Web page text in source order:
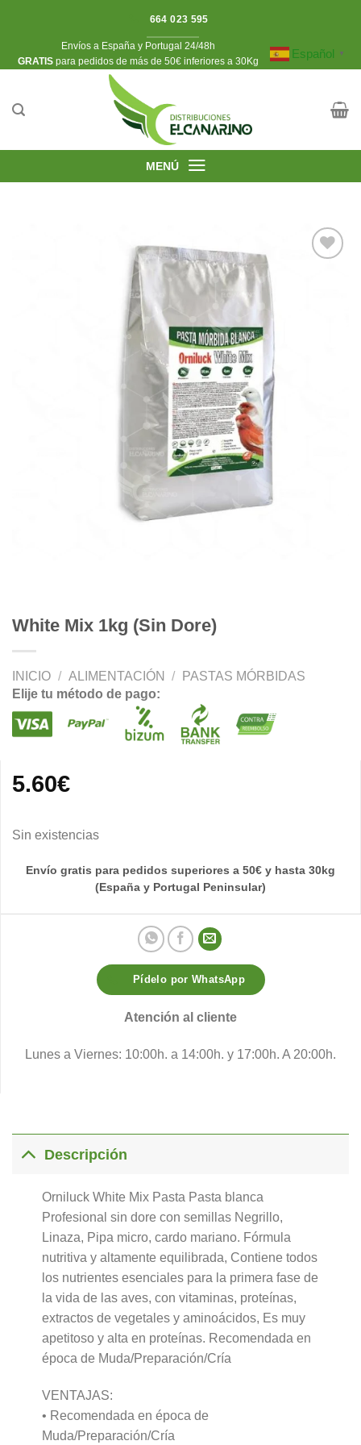
664 023 595
Envíos a España y Portugal 24/48h
​GRATIS para pedidos de más de 50€ inferiores a 30Kg
Español ▼
MENÚ
White Mix 1kg (Sin Dore)
INICIO / ALIMENTACIÓN /
PASTAS MÓRBIDAS
Elije tu método de pago:
5.60€
Sin existencias
Envío gratis para pedidos superiores a 50€ y hasta 30kg
(España y Portugal Peninsular)
Pídelo por WhatsApp
Atención al cliente
Lunes a Viernes: 10:00h. a 14:00h. y 17:00h. A 20:00h.
Descripción
Orniluck White Mix Pasta Pasta blanca
Profesional sin dore con semillas Negrillo,
Linaza, Pipa micro, cardo mariano. Fórmula
nutritiva y altamente equilibrada, Contiene todos
los nutrientes esenciales para la primera fase de
la vida de las aves, con vitaminas, proteínas,
extractos de vegetales y aminoácidos, Es muy
apetitoso y alta en proteínas. Recomendada en
época de Muda/Preparación/Cría
VENTAJAS:
• Recomendada en época de
Muda/Preparación/Cría